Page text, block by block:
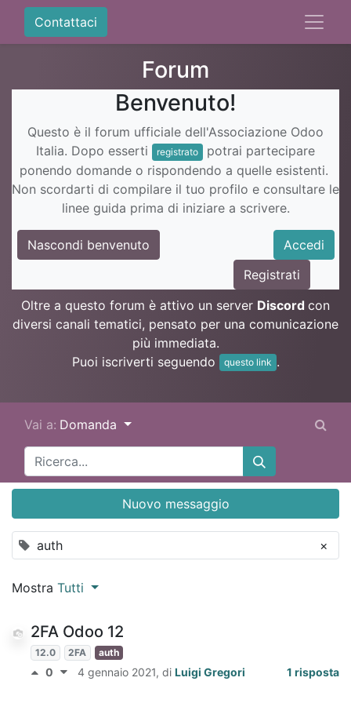
Contattaci
Forum
Benvenuto!
Questo è il forum ufficiale dell'Associazione Odoo
Italia. Dopo esserti
registrato
potrai partecipare
ponendo domande o rispondendo a quelle esistenti.
Non scordarti di compilare il tuo profilo e consultare le
linee guida prima di iniziare a scrivere.
Nascondi benvenuto
Accedi
Registrati
Oltre a questo forum è attivo un server Discord con
diversi canali tematici, pensato per una comunicazione
più immediata.
Puoi iscriverti seguendo
questo link .
Vai a: Domanda
auth ×
Nuovo messaggio
Mostra Tutti
2FA Odoo 12
12.0 2FA auth
0 4 gennaio 2021, di Luigi Gregori 1 risposta